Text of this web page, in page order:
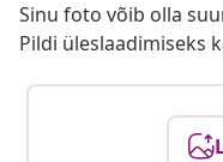
Sinu foto võib olla
Pildi üleslaadimiseks